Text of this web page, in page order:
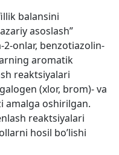
balansini
asoslash”
2-onlar, benzotiazolin-
aromatik
reaktsiyalari
(xlor, brom)- va
amalga oshirilgan.
reaktsiyalari
hosil bo’lishi